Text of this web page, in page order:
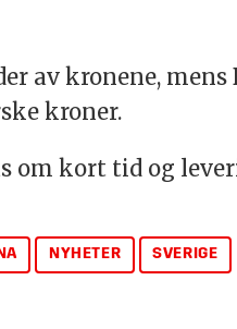
av kronene,
kroner.
om kort tid og
NYHETER SVERIGE